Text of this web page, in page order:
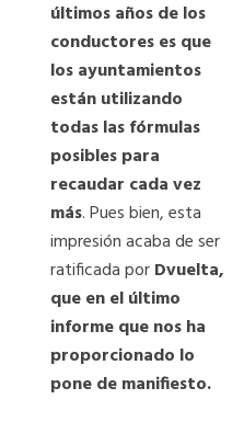
últimos años de los
conductores es que
los ayuntamientos
están utilizando
todas las fórmulas
posibles para
recaudar cada vez
más. Pues bien, esta
impresión acaba de ser
ratificada porDvuelta,
que en el último
informe que nos ha
proporcionado lo
pone de manifiesto.